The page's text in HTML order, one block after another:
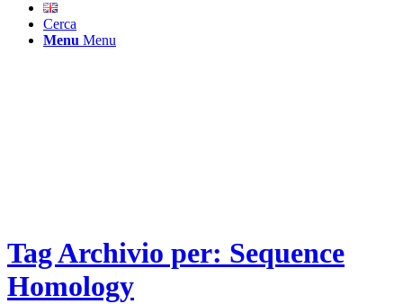
Cerca
Menu Menu
Tag Archivio per: Sequence
Homology